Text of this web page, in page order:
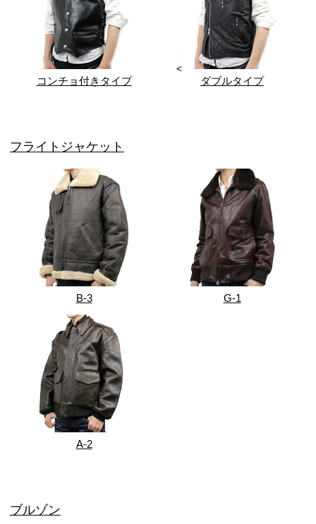
コンチョ付きタイプ
<
ダブルタイプ
フライトジャケット
B-3 G-1
A-2
ブルゾン